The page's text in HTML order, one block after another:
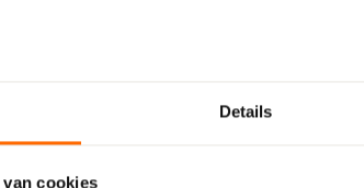
Details
van cookies